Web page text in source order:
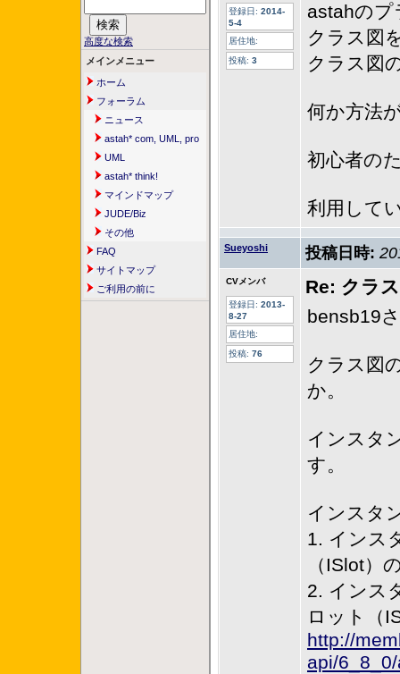
高度な検索
メインメニュー
ホーム
フォーラム
ニュース
astah* com, UML, pro
UML
astah* think!
マインドマップ
JUDE/Biz
その他
FAQ
サイトマップ
ご利用の前に
登録日: 2014-
5-4
居住地:
投稿: 3
astahのプ
クラス図
クラス図
何か方法
初心者の
利用して
Sueyoshi 投稿日時:
CVメンバ
登録日: 2013-
8-27
居住地:
投稿: 76
Re: クラ
bensb19
クラス図
か。
インスタ
す。
インスタ
1. インス
（ISlot）
2. インス
ロット（
http://
api/